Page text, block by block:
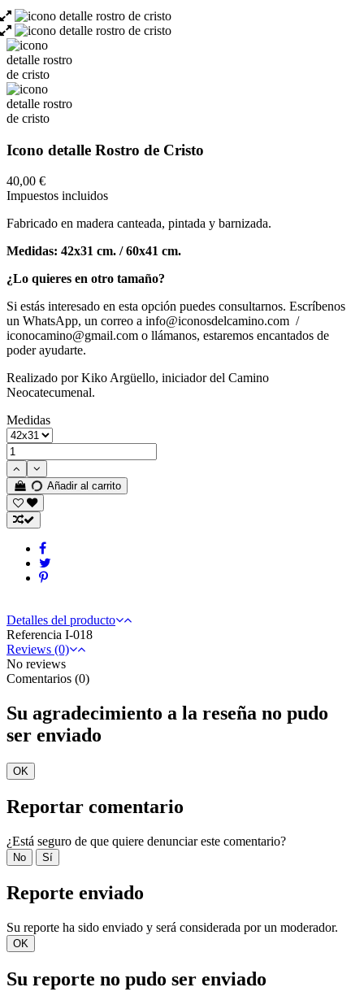
Icono detalle Rostro de Cristo
40,00 €
Impuestos incluidos
Fabricado en madera canteada, pintada y barnizada.
Medidas: 42x31 cm. / 60x41 cm.
¿Lo quieres en otro tamaño?
Si estás interesado en esta opción puedes consultarnos. Escríbenos
un WhatsApp, un correo a info@iconosdelcamino.com /
iconocamino@gmail.com o llámanos, estaremos encantados de
poder ayudarte.
Realizado por Kiko Argüello, iniciador del Camino
Neocatecumenal.
Medidas
Añadir al carrito
Detalles del producto
Referencia I-018
Reviews (0)
No reviews
Comentarios (0)
Su agradecimiento a la reseña no pudo
ser enviado
OK
Reportar comentario
¿Está seguro de que quiere denunciar este comentario?
No Sí
Reporte enviado
Su reporte ha sido enviado y será considerada por un moderador.
OK
Su reporte no pudo ser enviado